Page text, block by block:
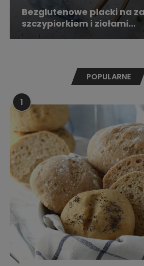
Bezglutenowe placki na
szczypiorkiem i ziołami...
POPULARNE
1